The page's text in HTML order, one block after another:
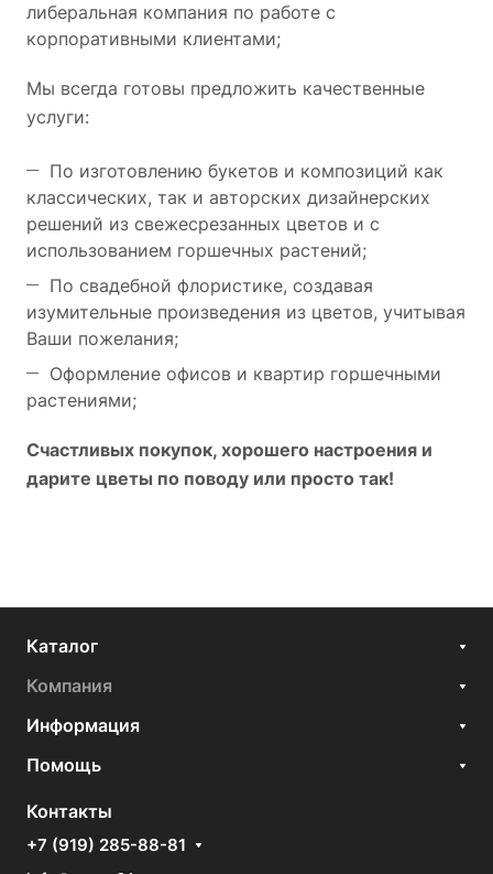
либеральная компания по работе с
корпоративными клиентами;
Мы всегда готовы предложить качественные
услуги:
По изготовлению букетов и композиций как
классических, так и авторских дизайнерских
решений из свежесрезанных цветов и с
использованием горшечных растений;
По свадебной флористике, создавая
изумительные произведения из цветов, учитывая
Ваши пожелания;
Оформление офисов и квартир горшечными
растениями;
Счастливых покупок, хорошего настроения и
дарите цветы по поводу или просто так!
Каталог
Компания
Информация
Помощь
Контакты
+7 (919) 285-88-81